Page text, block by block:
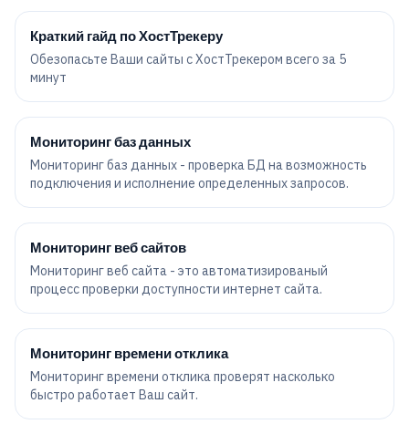
Краткий гайд по ХостТрекеру
Обезопасьте Ваши сайты с ХостТрекером всего за 5
минут
Мониторинг баз данных
Мониторинг баз данных - проверка БД на возможность
подключения и исполнение определенных запросов.
Мониторинг веб сайтов
Мониторинг веб сайта - это автоматизированый
процесс проверки доступности интернет сайта.
Мониторинг времени отклика
Мониторинг времени отклика проверят насколько
быстро работает Ваш сайт.